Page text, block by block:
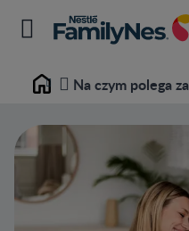
Home Na czym polega